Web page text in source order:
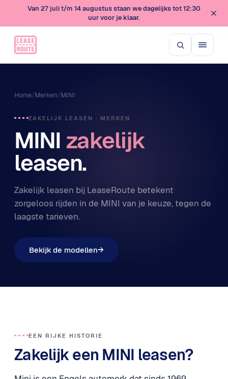
Van 27 juli t/m 14 augustus staan we dagelijks tot 12:30
uur voor je klaar.
Home/Merken/MINI
ZAKELIJK LEASEN · MERKEN
MINI zakelijk
leasen.
Zakelijk leasen bij LeaseRoute betekent
zorgeloos rijden in de MINI van je keuze, tegen de
laagste tarieven.
Bekijk de modellen→
EEN RIJKE HISTORIE
Zakelijk een MINI leasen?